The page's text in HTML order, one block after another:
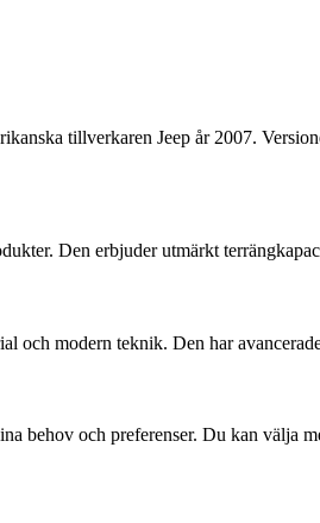
tillverkaren Jeep år 2007.
Den erbjuder utmärkt
och modern teknik. Den har
behov och preferenser. Du kan välja